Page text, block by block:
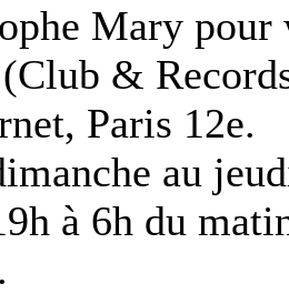
Mary
&
Paris 12e.
au
à 6h du